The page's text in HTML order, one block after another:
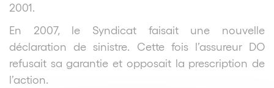
2001.
En 2007, le Syndicat faisait une nouvelle
déclaration de sinistre. Cette fois l’assureur DO
refusait sa garantie et opposait la prescription de
l’action.